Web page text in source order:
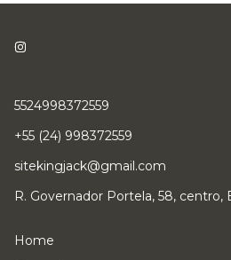
5524998372559
+55 (24) 998372559
sitekingjack@gmail.com
R. Governador Portela, 58, centro,
Home